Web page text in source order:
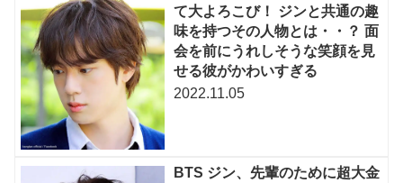
て大よろこび！ ジンと共通の趣
味を持つその人物とは・・？ 面
会を前にうれしそうな笑顔を見
せる彼がかわいすぎる
2022.11.05
BTS ジン、先輩のために超大金